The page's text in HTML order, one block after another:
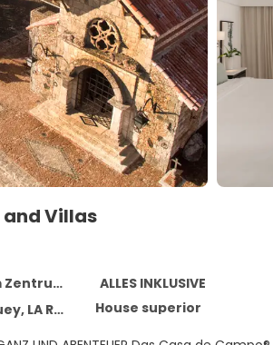
and Villas
entfernt
ALLES INKLUSIVE
22000
House superior